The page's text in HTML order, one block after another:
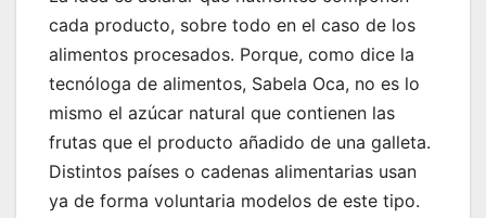
cada producto, sobre todo en el caso de los
alimentos procesados. Porque, como dice la
tecnóloga de alimentos, Sabela Oca, no es lo
mismo el azúcar natural que contienen las
frutas que el producto añadido de una galleta.
Distintos países o cadenas alimentarias usan
ya de forma voluntaria modelos de este tipo.